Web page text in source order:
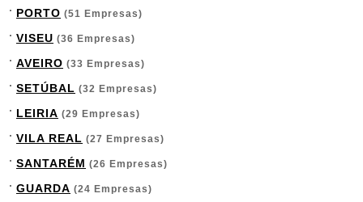
PORTO (51 Empresas)
VISEU (36 Empresas)
AVEIRO (33 Empresas)
SETÚBAL (32 Empresas)
LEIRIA (29 Empresas)
VILA REAL (27 Empresas)
SANTARÉM (26 Empresas)
GUARDA (24 Empresas)